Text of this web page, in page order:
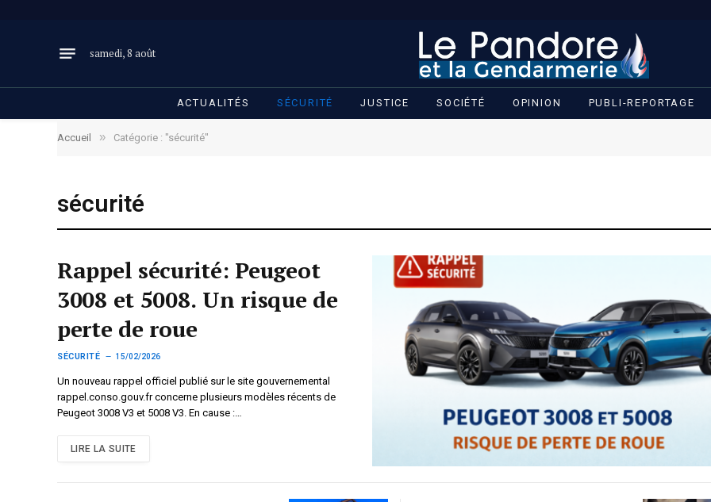
samedi, 8 août
ACTUALITÉS SÉCURITÉ JUSTICE SOCIÉTÉ OPINION PUBLI-REPORTAGE
Accueil » Catégorie : "sécurité"
sécurité
Rappel sécurité: Peugeot
3008 et 5008. Un risque de
perte de roue
SÉCURITÉ 15/02/2026
Un nouveau rappel officiel publié sur le site gouvernemental
rappel.conso.gouv.fr concerne plusieurs modèles récents de
Peugeot 3008 V3 et 5008 V3. En cause :…
LIRE LA SUITE